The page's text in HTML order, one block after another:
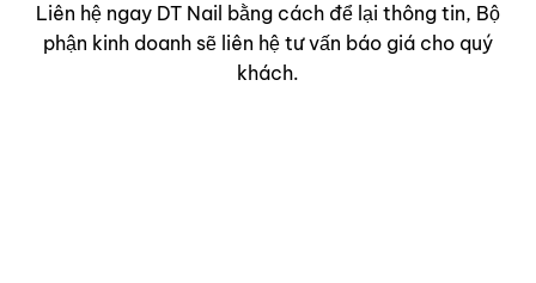
Liên hệ ngay DT Nail bằng cách để lại thông tin, Bộ
phận kinh doanh sẽ liên hệ tư vấn báo giá cho quý
khách.